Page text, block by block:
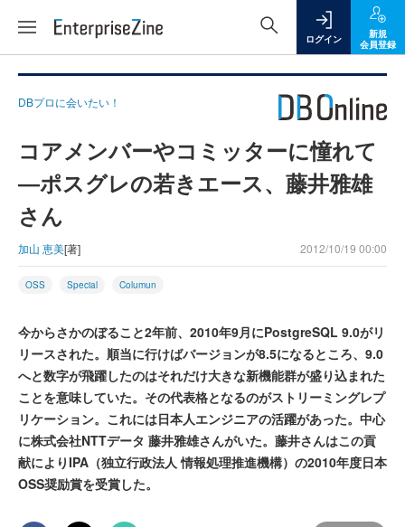
ログイン
新規
会員登録
DBプロに会いたい！
コアメンバーやコミッターに憧れて
―ポスグレの若きエース、藤井雅雄
さん
加山 恵美[著] 2012/10/19 00:00
OSS Special Columun
今からさかのぼること2年前、2010年9月にPostgreSQL 9.0がリ
リースされた。順当に行けばバージョンが8.5になるところ、9.0
へと数字が飛躍したのはそれだけ大きな新機能群が盛り込まれた
ことを意味していた。その代表格となるのがストリーミングレプ
リケーション。これには日本人エンジニアの活躍があった。中心
に株式会社NTTデータ 藤井雅雄さんがいた。藤井さんはこの貢
献によりIPA（独立行政法人 情報処理推進機構）の2010年度日本
OSS奨励賞を受賞した。